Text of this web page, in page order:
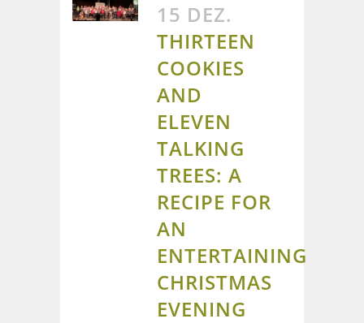
15 DEZ.
THIRTEEN
COOKIES
AND
ELEVEN
TALKING
TREES: A
RECIPE FOR
AN
ENTERTAINING
CHRISTMAS
EVENING